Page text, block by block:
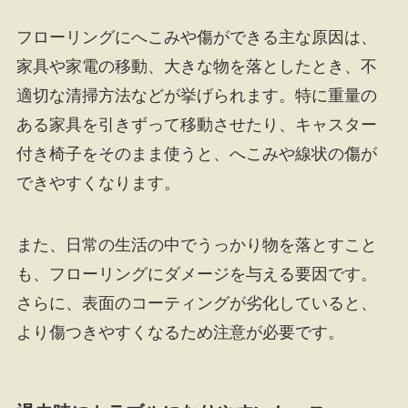
フローリングにへこみや傷ができる主な原因は、
家具や家電の移動、大きな物を落としたとき、不
適切な清掃方法などが挙げられます。特に重量の
ある家具を引きずって移動させたり、キャスター
付き椅子をそのまま使うと、へこみや線状の傷が
できやすくなります。
また、日常の生活の中でうっかり物を落とすこと
も、フローリングにダメージを与える要因です。
さらに、表面のコーティングが劣化していると、
より傷つきやすくなるため注意が必要です。